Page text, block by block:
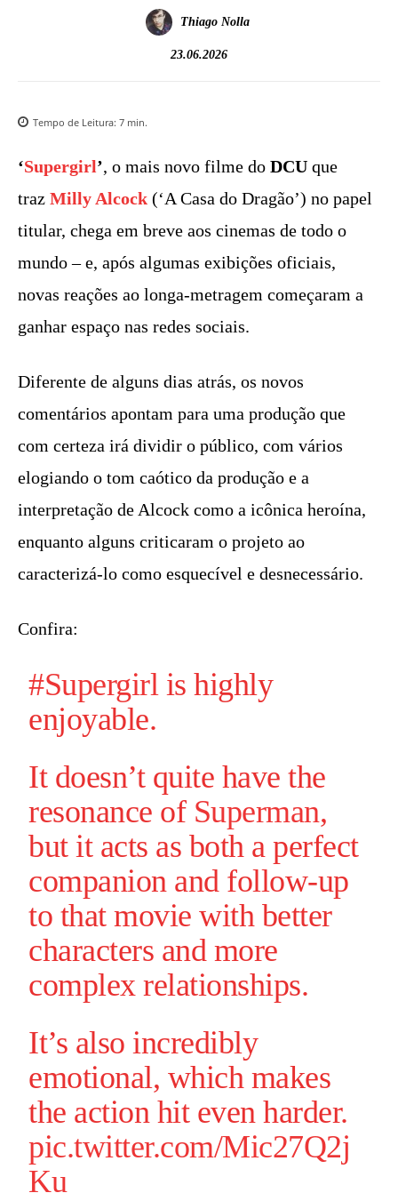
Thiago Nolla
23.06.2026
Tempo de Leitura: 7 min.
‘Supergirl’, o mais novo filme do DCU que
traz Milly Alcock (‘A Casa do Dragão’) no papel
titular, chega em breve aos cinemas de todo o
mundo – e, após algumas exibições oficiais,
novas reações ao longa-metragem começaram a
ganhar espaço nas redes sociais.
Diferente de alguns dias atrás, os novos
comentários apontam para uma produção que
com certeza irá dividir o público, com vários
elogiando o tom caótico da produção e a
interpretação de Alcock como a icônica heroína,
enquanto alguns criticaram o projeto ao
caracterizá-lo como esquecível e desnecessário.
Confira:
#Supergirlis highly
enjoyable.
It doesn’t quite have the
resonance of Superman,
but it acts as both a perfect
companion and follow-up
to that movie with better
characters and more
complex relationships.
It’s also incredibly
emotional, which makes
the action hit even harder.
pic.twitter.com/Mic27Q2j
Ku